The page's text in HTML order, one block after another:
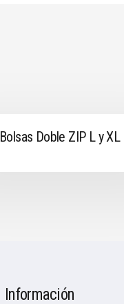
Bolsas Doble ZIP L y XL
Información